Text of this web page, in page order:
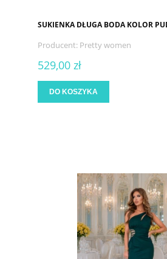
SUKIENKA DŁUGA BODA KOLOR
Producent: Pretty women
529,00 zł
DO KOSZYKA